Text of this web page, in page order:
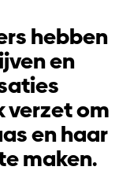
hebben
en
verzet om
en haar
maken.